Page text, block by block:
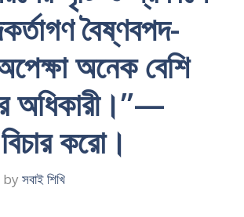
বৈষ্ণবপদ-
অনেক বেশি
অধিকারী।”—
করো।
by সবাই শিখি